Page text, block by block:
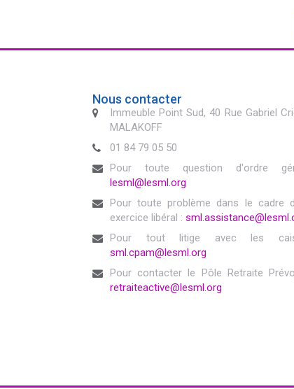
Nous contacter
Immeuble Point Sud, 40 Rue Gabriel
MALAKOFF
01 84 79 05 50
Pour toute question d'ordre
lesml@lesml.org
Pour toute problème dans le cadre
exercice libéral :
Pour tout litige avec les
sml.cpam@lesml.org
Pour contacter le Pôle Retraite
retraiteactive@lesml.org